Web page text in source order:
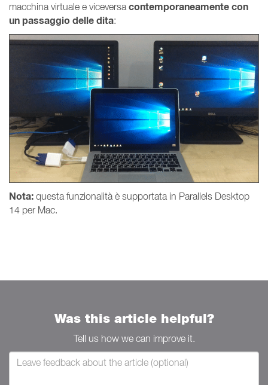
macchina virtuale e viceversa contemporaneamente con
un passaggio delle dita:
Nota: questa funzionalità è supportata in Parallels Desktop
14 per Mac.
Was this article helpful?
Tell us how we can improve it.